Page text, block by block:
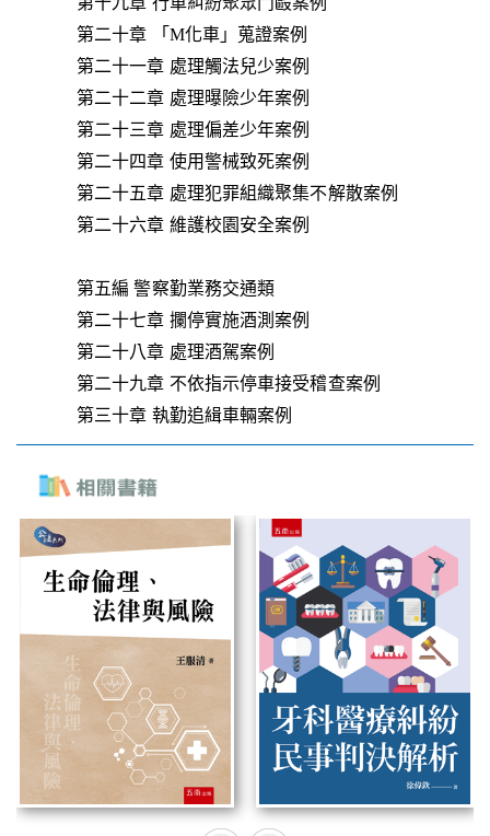
第二十章 「M化車」蒐證案例
第二十一章 處理觸法兒少案例
第二十二章 處理曝險少年案例
第二十三章 處理偏差少年案例
第二十四章 使用警械致死案例
第二十五章 處理犯罪組織聚集不解散案例
第二十六章 維護校園安全案例
第五編 警察勤業務交通類
第二十七章 攔停實施酒測案例
第二十八章 處理酒駕案例
第二十九章 不依指示停車接受稽查案例
第三十章 執勤追緝車輛案例